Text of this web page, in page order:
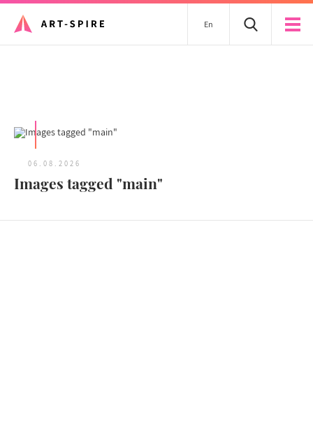
En
06.08.2026
Images tagged "main"